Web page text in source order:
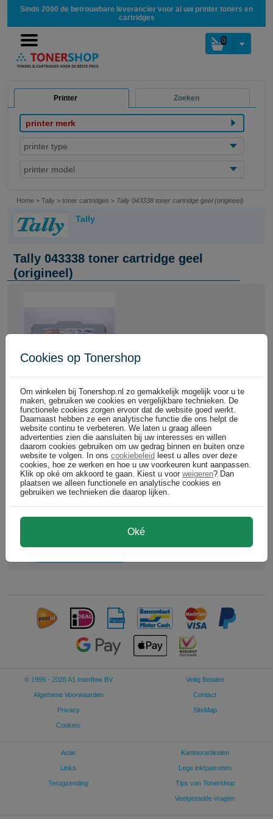
Sinds 2000 de betrouwbare leverancier voor al uw printer toners en
cartridges
0
Printer Zoeken
printer merk
printer type
printer model
Home > Tally > toner cartridges > Tally 043338 toner cartridge geel (origineel)
Tally
Tally 043338 toner cartridge geel
(origineel)
geel
Cartridgenummer:
Bel voor levertijd +31 26
3193981
6.600 pagina's
Tally 043338 Toner Geel
© 1999 - 2026 A1 Interflow BV
Algemene Voorwaarden
Privacy
Cookies
Veilig Betalen
Contact
SiteMap
Actie
Links
Terugzending
Kantoorartikelen
Lege inktpatronen
Tips van Tonershop
Veelgestelde vragen
Cookies op Tonershop
Om winkelen bij Tonershop.nl zo gemakkelijk mogelijk voor u te
maken, gebruiken we cookies en vergelijkbare technieken. De
functionele cookies zorgen ervoor dat de website goed werkt.
Daarnaast hebben ze een analytische functie die ons helpt de
website continu te verbeteren. We laten u graag alleen
advertenties zien die aansluiten bij uw interesses en willen
daarom cookies gebruiken om uw gedrag binnen en buiten onze
website te volgen. In ons cookiebeleid leest u alles over deze
cookies, hoe ze werken en hoe u uw voorkeuren kunt aanpassen.
Klik op oké om akkoord te gaan. Kiest u voor weigeren? Dan
plaatsen we alleen functionele en analytische cookies en
gebruiken we technieken die daarop lijken.
Oké